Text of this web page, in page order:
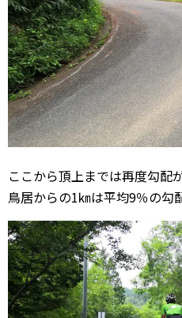
ここから頂上までは再度勾配
鳥居からの1㎞は平均9％の勾